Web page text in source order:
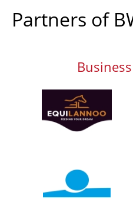
Partners of
Afbeelding
Afbeelding